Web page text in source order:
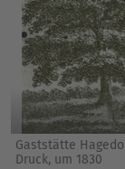
Gaststätte
Druck, um 1830